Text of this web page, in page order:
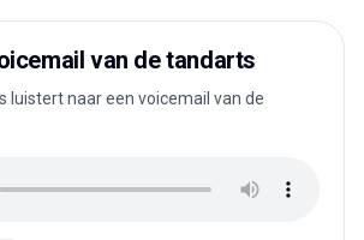
van de tandarts
luistert naar een voicemail van de